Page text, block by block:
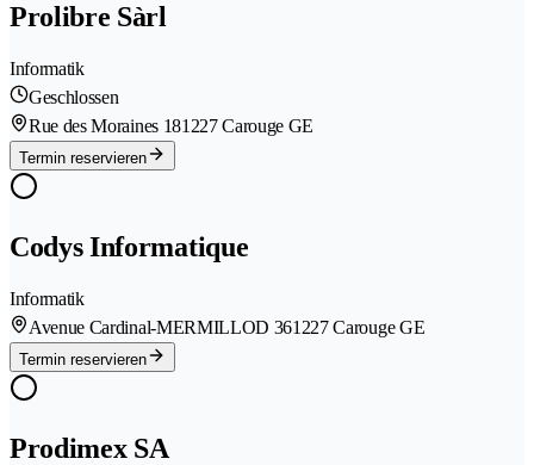
Prolibre Sàrl
Informatik
Geschlossen
Rue des Moraines 181227 Carouge GE
Termin reservieren
Codys Informatique
Informatik
Avenue Cardinal-MERMILLOD 361227 Carouge GE
Termin reservieren
Prodimex SA